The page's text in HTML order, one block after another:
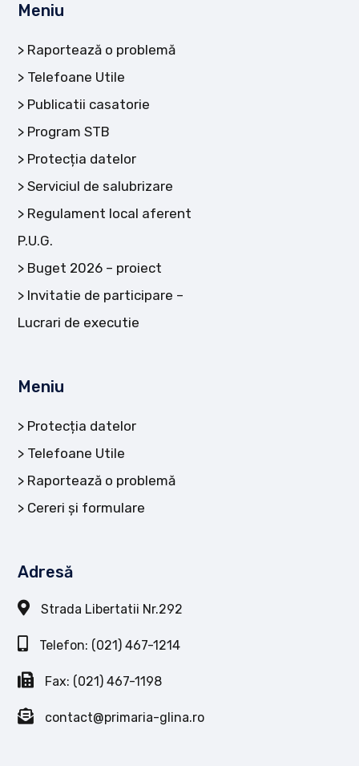
Meniu
Raportează o problemă
Telefoane Utile
Publicatii casatorie
Program STB
Protecția datelor
Serviciul de salubrizare
Regulament local aferent
P.U.G.
Buget 2026 – proiect
Invitatie de participare –
Lucrari de executie
Meniu
Protecția datelor
Telefoane Utile
Raportează o problemă
Cereri și formulare
Adresă
Strada Libertatii Nr.292
Telefon: (021) 467-1214
Fax: (021) 467-1198
contact@primaria-glina.ro